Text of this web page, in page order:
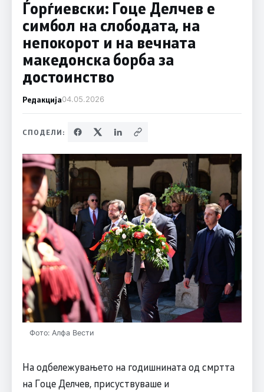
Ѓорѓиевски: Гоце Делчев е
симбол на слободата, на
непокорот и на вечната
македонска борба за
достоинство
Редакција04.05.2026
СПОДЕЛИ:
Фото: Алфа Вести
На одбележувањето на годишнината од смртта
на Гоце Делчев, присуствуваше и